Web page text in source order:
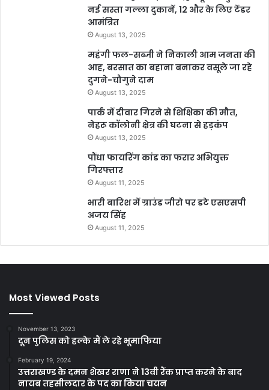
नई सस्ता गल्ला दुकानें, 12 और के लिए टेंडर
आमंत्रित
August 13, 2025
महंगी फल-सब्जी ने निकाली आम जनता की
आह, बरसात का बहाना बनाकर वसूले जा रहे
दुगने-चौगुने दाम
August 13, 2025
पार्क में दीवार गिरने से शिक्षिका की मौत,
नेहरू कॉलोनी क्षेत्र की घटना से हड़कंप
August 13, 2025
पौंधा फायरिंग कांड का फरार अभियुक्त
गिरफ्तार
August 11, 2025
भारी बारिश में ग्राउंड जीरो पर डटे एसएसपी
अजय सिंह
August 11, 2025
Most Viewed Posts
November 13, 2023
दून पुलिस को हल्के मैं ले रहे भूमाफिया
February 19, 2024
उत्तराखण्ड के दमन शेखर राणा ने 13वी रैंक प्राप्त करने के बाद
नायब तहसीलदार के पद का किया चयन